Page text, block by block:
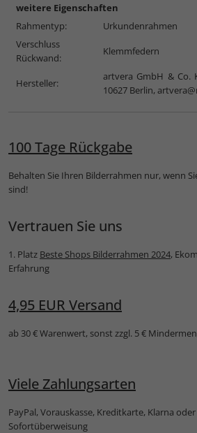
weitere Eigenschaften
Rahmentyp:
Urkundenrahmen
Verschluss
Rückwand:
Klemmfedern
Hersteller:
artvera GmbH & Co.
10627 Berlin,
100 Tage Rückgabe
Behalten Sie Ihren Bilderrahmen nur, wenn
sind!
Vertrauen Sie uns
1. Platz Beste Shops Bilderrahmen 2024,
Erfahrung
4,95 EUR Versand
ab 30 € Warenwert, sonst zzgl. 5 €
Viele Zahlungsarten
PayPal, Vorauskasse, Kreditkarte, Klarna oder
Sofortüberweisung